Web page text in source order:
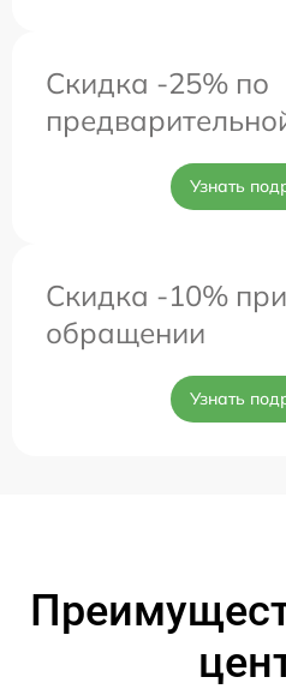
Скидка -25% по
Узнать
Скидка -10%
обращении
Узнать